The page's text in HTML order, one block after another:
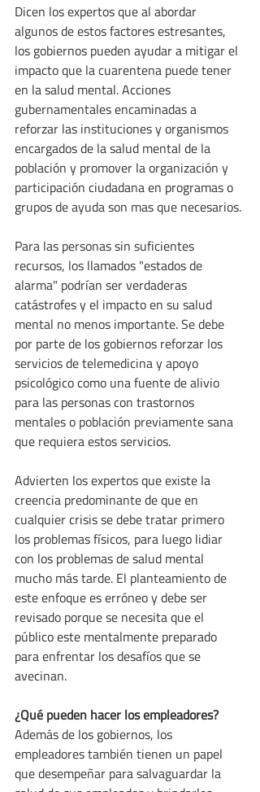
Dicen los expertos que al abordar
algunos de estos factores estresantes,
los gobiernos pueden ayudar a mitigar el
impacto que la cuarentena puede tener
en la salud mental. Acciones
gubernamentales encaminadas a
reforzar las instituciones y organismos
encargados de la salud mental de la
población y promover la organización y
participación ciudadana en programas o
grupos de ayuda son mas que necesarios.
Para las personas sin suficientes
recursos, los llamados "estados de
alarma" podrían ser verdaderas
catástrofes y el impacto en su salud
mental no menos importante. Se debe
por parte de los gobiernos reforzar los
servicios de telemedicina y apoyo
psicológico como una fuente de alivio
para las personas con trastornos
mentales o población previamente sana
que requiera estos servicios.
Advierten los expertos que existe la
creencia predominante de que en
cualquier crisis se debe tratar primero
los problemas físicos, para luego lidiar
con los problemas de salud mental
mucho más tarde. El planteamiento de
este enfoque es erróneo y debe ser
revisado porque se necesita que el
público este mentalmente preparado
para enfrentar los desafíos que se
avecinan.
¿Qué pueden hacer los empleadores?
Además de los gobiernos, los
empleadores también tienen un papel
que desempeñar para salvaguardar la